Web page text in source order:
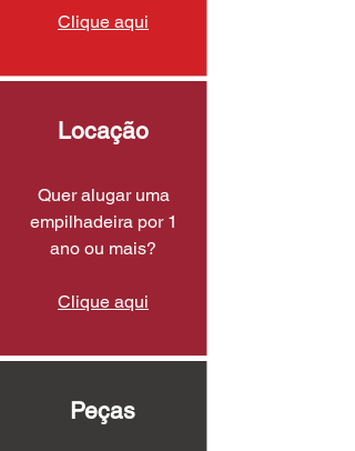
Clique aqui
Locação
Quer alugar uma
empilhadeira por 1
ano ou mais?
Clique aqui
Peças